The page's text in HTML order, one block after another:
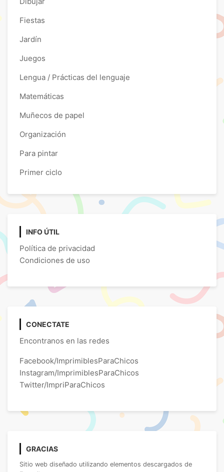
Fiestas
Jardín
Juegos
Lengua / Prácticas del lenguaje
Matemáticas
Muñecos de papel
Organización
Para pintar
Primer ciclo
INFO ÚTIL
Política de privacidad
Condiciones de uso
CONECTATE
Encontranos en las redes
Facebook/ImprimiblesParaChicos
Instagram/ImprimiblesParaChicos
Twitter/ImpriParaChicos
GRACIAS
Sitio web diseñado utilizando elementos descargados de